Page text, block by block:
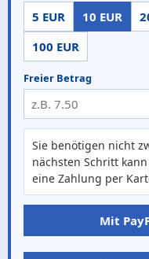
5 EUR 10 EUR
100 EUR
Freier Betrag
Sie benötigen nicht
nächsten Schritt
eine Zahlung per
Mit